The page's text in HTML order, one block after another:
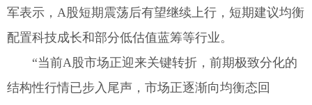
军表示，A股短期震荡后有望继续上行，短期建议均衡
配置科技成长和部分低估值蓝筹等行业。
“当前A股市场正迎来关键转折，前期极致分化的
结构性行情已步入尾声，市场正逐渐向均衡态回